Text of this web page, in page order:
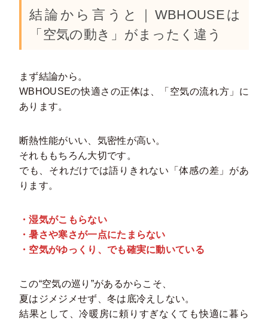
結論から言うと｜WBHOUSEは
「空気の動き」がまったく違う
まず結論から。
WBHOUSEの快適さの正体は、「空気の流れ方」に
あります。
断熱性能がいい、気密性が高い。
それももちろん大切です。
でも、それだけでは語りきれない「体感の差」があ
ります。
・湿気がこもらない
・暑さや寒さが一点にたまらない
・空気がゆっくり、でも確実に動いている
この“空気の巡り”があるからこそ、
夏はジメジメせず、冬は底冷えしない。
結果として、冷暖房に頼りすぎなくても快適に暮ら